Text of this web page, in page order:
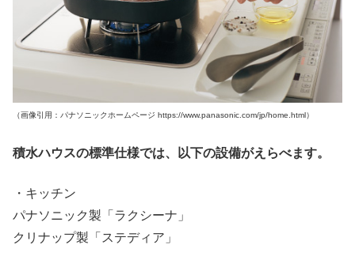
（画像引用：パナソニックホームページ https://www.panasonic.com/jp/home.html）
積水ハウスの標準仕様では、以下の設備がえらべます。
・キッチン
パナソニック製「ラクシーナ」
クリナップ製「ステディア」